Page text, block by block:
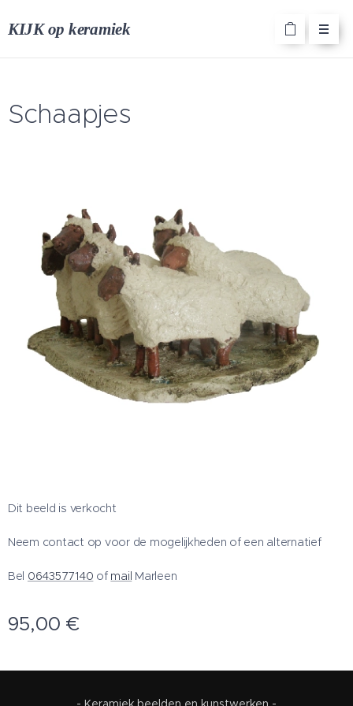
KIJK op keramiek
Schaapjes
Dit beeld is verkocht
Neem contact op voor de mogelijkheden of een alternatief
Bel 0643577140 of mail Marleen
95,00 €